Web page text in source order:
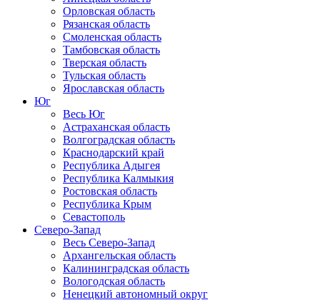
Орловская область
Рязанская область
Смоленская область
Тамбовская область
Тверская область
Тульская область
Ярославская область
Юг
Весь Юг
Астраханская область
Волгоградская область
Краснодарский край
Республика Адыгея
Республика Калмыкия
Ростовская область
Республика Крым
Севастополь
Северо-Запад
Весь Северо-Запад
Архангельская область
Калининградская область
Вологодская область
Ненецкий автономный округ